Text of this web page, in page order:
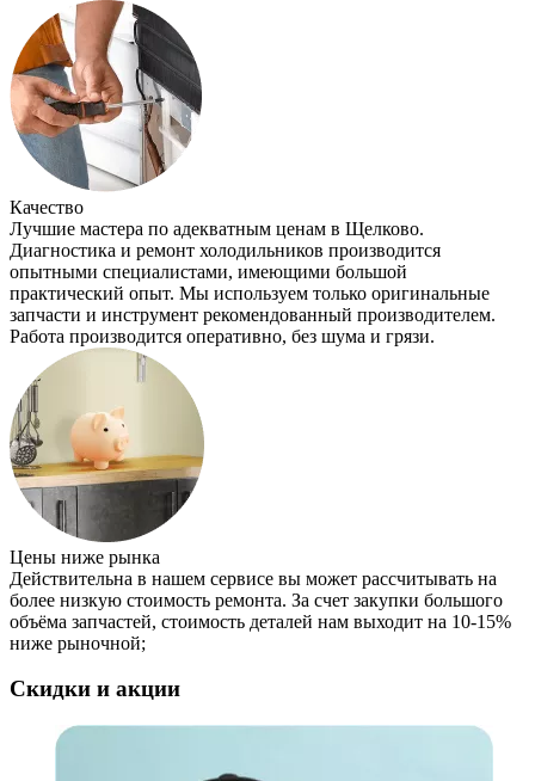
Качество
Лучшие мастера по адекватным ценам в Щелково.
Диагностика и ремонт холодильников производится
опытными специалистами, имеющими большой
практический опыт. Мы используем только оригинальные
запчасти и инструмент рекомендованный производителем.
Работа производится оперативно, без шума и грязи.
Цены ниже рынка
Действительна в нашем сервисе вы может рассчитывать на
более низкую стоимость ремонта. За счет закупки большого
объёма запчастей, стоимость деталей нам выходит на 10-15%
ниже рыночной;
Скидки и акции